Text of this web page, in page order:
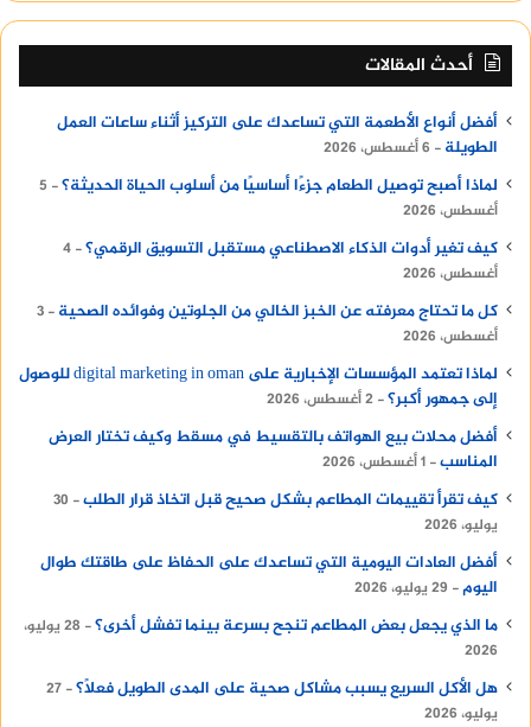
أحدث المقالات
أفضل أنواع الأطعمة التي تساعدك على التركيز أثناء ساعات العمل
الطويلة
6 أغسطس، 2026
لماذا أصبح توصيل الطعام جزءًا أساسيًا من أسلوب الحياة الحديثة؟
5
أغسطس، 2026
كيف تغير أدوات الذكاء الاصطناعي مستقبل التسويق الرقمي؟ 4
أغسطس، 2026
كل ما تحتاج معرفته عن الخبز الخالي من الجلوتين وفوائده الصحية
3
أغسطس، 2026
لماذا تعتمد المؤسسات الإخبارية على digital marketing in oman للوصول
إلى جمهور أكبر؟ 2 أغسطس، 2026
أفضل محلات بيع الهواتف بالتقسيط في مسقط وكيف تختار العرض
المناسب 1 أغسطس، 2026
كيف تقرأ تقييمات المطاعم بشكل صحيح قبل اتخاذ قرار الطلب
30
يوليو، 2026
أفضل العادات اليومية التي تساعدك على الحفاظ على طاقتك طوال
اليوم
29 يوليو، 2026
ما الذي يجعل بعض المطاعم تنجح بسرعة بينما تفشل أخرى؟
28 يوليو،
2026
هل الأكل السريع يسبب مشاكل صحية على المدى الطويل فعلًا؟ 27
يوليو، 2026